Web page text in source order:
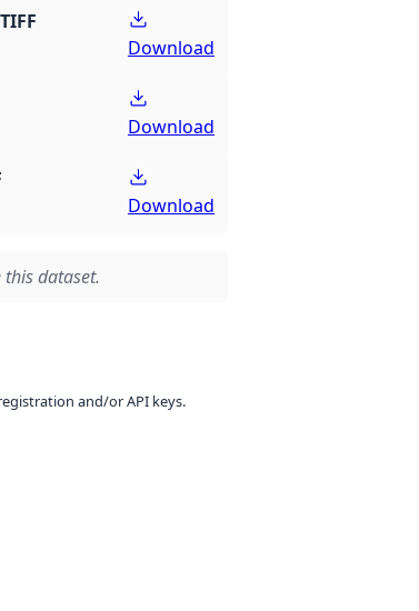
Download
Download
Download
this dataset.
and/or API keys.